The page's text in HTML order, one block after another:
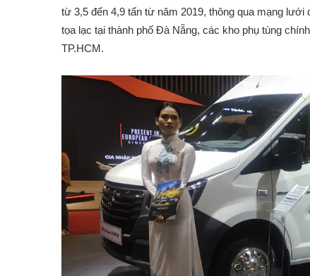
từ 3,5 đến 4,9 tấn từ năm 2019, thông qua mạng
tọa lạc tại thành phố Đà Nẵng, các kho phụ tùng
TP.HCM.